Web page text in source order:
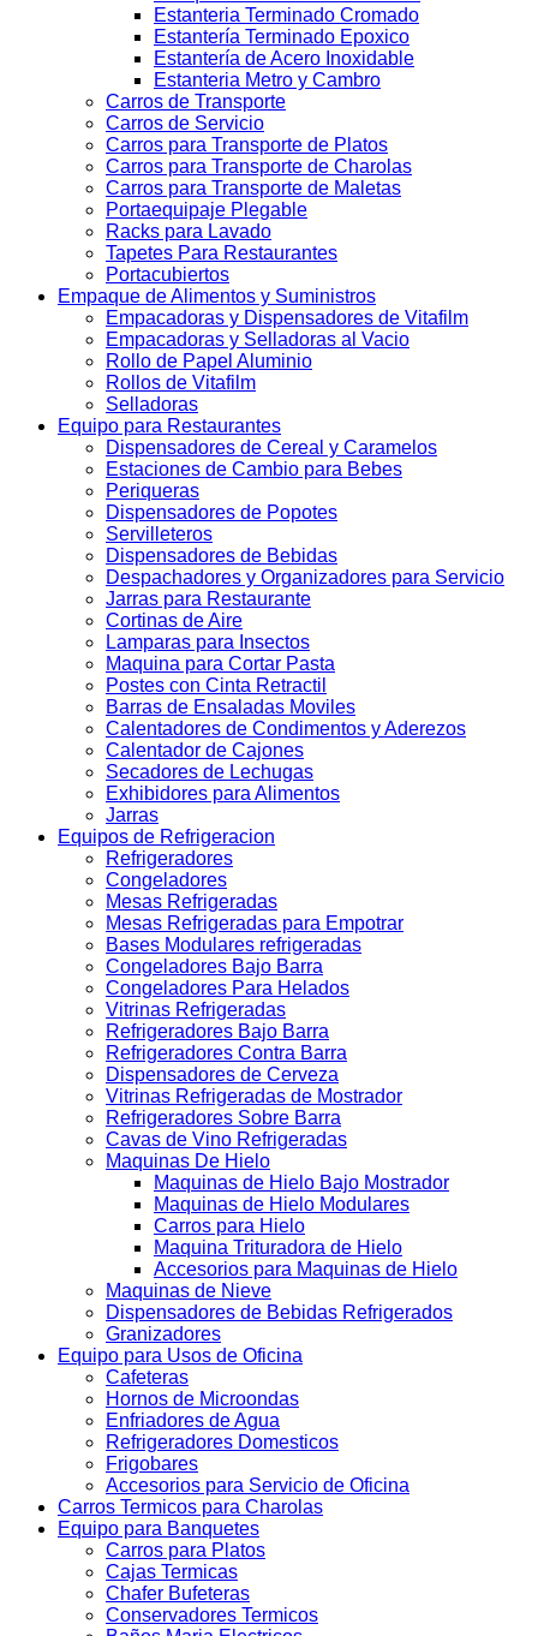
Estanteria Terminado Cromado
Estantería Terminado Epoxico
Estantería de Acero Inoxidable
Estanteria Metro y Cambro
Carros de Transporte
Carros de Servicio
Carros para Transporte de Platos
Carros para Transporte de Charolas
Carros para Transporte de Maletas
Portaequipaje Plegable
Racks para Lavado
Tapetes Para Restaurantes
Portacubiertos
Empaque de Alimentos y Suministros
Empacadoras y Dispensadores de Vitafilm
Empacadoras y Selladoras al Vacio
Rollo de Papel Aluminio
Rollos de Vitafilm
Selladoras
Equipo para Restaurantes
Dispensadores de Cereal y Caramelos
Estaciones de Cambio para Bebes
Periqueras
Dispensadores de Popotes
Servilleteros
Dispensadores de Bebidas
Despachadores y Organizadores para Servicio
Jarras para Restaurante
Cortinas de Aire
Lamparas para Insectos
Maquina para Cortar Pasta
Postes con Cinta Retractil
Barras de Ensaladas Moviles
Calentadores de Condimentos y Aderezos
Calentador de Cajones
Secadores de Lechugas
Exhibidores para Alimentos
Jarras
Equipos de Refrigeracion
Refrigeradores
Congeladores
Mesas Refrigeradas
Mesas Refrigeradas para Empotrar
Bases Modulares refrigeradas
Congeladores Bajo Barra
Congeladores Para Helados
Vitrinas Refrigeradas
Refrigeradores Bajo Barra
Refrigeradores Contra Barra
Dispensadores de Cerveza
Vitrinas Refrigeradas de Mostrador
Refrigeradores Sobre Barra
Cavas de Vino Refrigeradas
Maquinas De Hielo
Maquinas de Hielo Bajo Mostrador
Maquinas de Hielo Modulares
Carros para Hielo
Maquina Trituradora de Hielo
Accesorios para Maquinas de Hielo
Maquinas de Nieve
Dispensadores de Bebidas Refrigerados
Granizadores
Equipo para Usos de Oficina
Cafeteras
Hornos de Microondas
Enfriadores de Agua
Refrigeradores Domesticos
Frigobares
Accesorios para Servicio de Oficina
Carros Termicos para Charolas
Equipo para Banquetes
Carros para Platos
Cajas Termicas
Chafer Bufeteras
Conservadores Termicos